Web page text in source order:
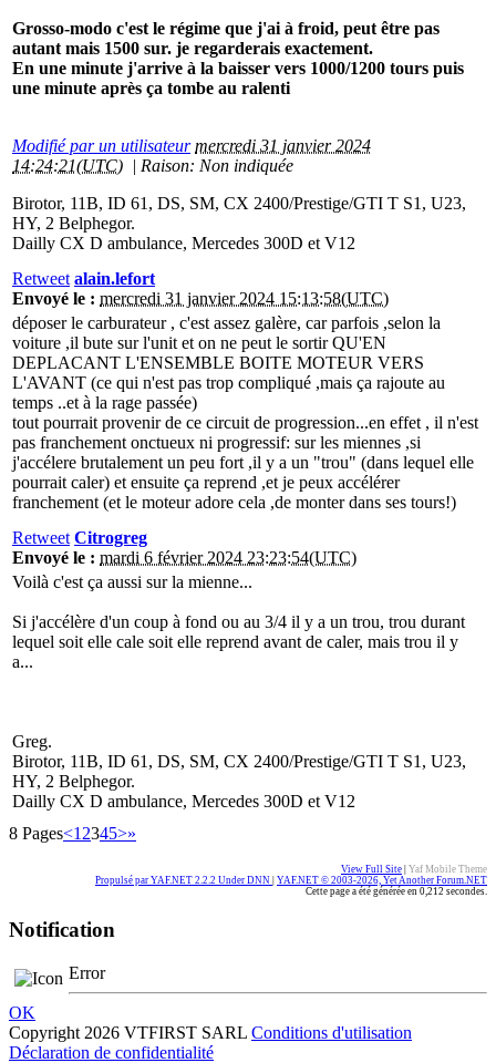
Grosso-modo c'est le régime que j'ai à froid, peut être pas
autant mais 1500 sur. je regarderais exactement.
En une minute j'arrive à la baisser vers 1000/1200 tours puis
une minute après ça tombe au ralenti
Modifié par un utilisateur mercredi 31 janvier 2024
14:24:21(UTC) | Raison: Non indiquée
Birotor, 11B, ID 61, DS, SM, CX 2400/Prestige/GTI T S1, U23,
HY, 2 Belphegor.
Dailly CX D ambulance, Mercedes 300D et V12
Retweet alain.lefort
Envoyé le : mercredi 31 janvier 2024 15:13:58(UTC)
déposer le carburateur , c'est assez galère, car parfois ,selon la
voiture ,il bute sur l'unit et on ne peut le sortir QU'EN
DEPLACANT L'ENSEMBLE BOITE MOTEUR VERS
L'AVANT (ce qui n'est pas trop compliqué ,mais ça rajoute au
temps ..et à la rage passée)
tout pourrait provenir de ce circuit de progression...en effet , il n'est
pas franchement onctueux ni progressif: sur les miennes ,si
j'accélere brutalement un peu fort ,il y a un "trou" (dans lequel elle
pourrait caler) et ensuite ça reprend ,et je peux accélérer
franchement (et le moteur adore cela ,de monter dans ses tours!)
Retweet Citrogreg
Envoyé le : mardi 6 février 2024 23:23:54(UTC)
Voilà c'est ça aussi sur la mienne...
Si j'accélère d'un coup à fond ou au 3/4 il y a un trou, trou durant
lequel soit elle cale soit elle reprend avant de caler, mais trou il y
a...
Greg.
Birotor, 11B, ID 61, DS, SM, CX 2400/Prestige/GTI T S1, U23,
HY, 2 Belphegor.
Dailly CX D ambulance, Mercedes 300D et V12
8 Pages<1 2345>»
View Full Site Yaf Mobile Theme
Propulsé par YAF.NET 2.2.2 Under DNN YAF.NET © 2003-2026, Yet Another Forum.NET
Cette page a été générée en 0,212 secondes.
Notification
Error
OK
Copyright 2026 VTFIRST SARL Conditions d'utilisation
Déclaration de confidentialité